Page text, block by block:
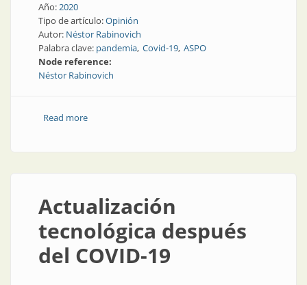
Año:2020
Tipo de artículo:Opinión
Autor: Néstor Rabinovich
Palabra clave: pandemia Covid-19 ASPO
Node reference:
Néstor Rabinovich
Read moreabout Ceguera
Actualización
tecnológica después
del COVID-19